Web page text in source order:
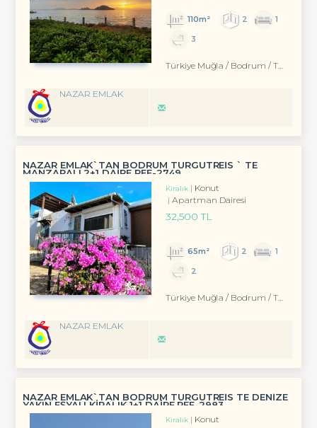
110m² 2
1
3
Türkiye Muğla / Bodrum / Turgutreis
NAZAR EMLAK
NAZAR EMLAK`TAN BODRUM TURGUTREİS ` TE
MANZARALI 2+1 DAİRE REF-2749
Kiralık
Konut
Apartman Dairesi
32,500 TL
65m² 2
1
2
Türkiye Muğla / Bodrum / Turgutreis
NAZAR EMLAK
NAZAR EMLAK`TAN BODRUM TURGUTREİS TE DENİZE
YAKIN EŞYALI KİRALIK 1+1 DAİRE REF-2983
Kiralık
Konut